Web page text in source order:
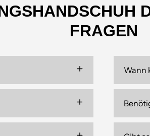
FRAGEN
Wann